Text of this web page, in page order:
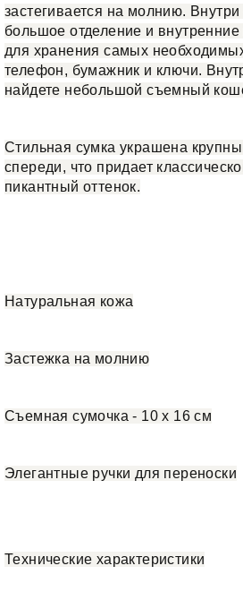
застегивается на молнию.
большое отделение и
для хранения самых
телефон, бумажник и ключи.
найдете небольшой съемный
Стильная сумка украшена
спереди, что придает
пикантный оттенок.
Натуральная кожа
Застежка на молнию
Съемная сумочка - 10 х 16 см
Элегантные ручки для переноски
Технические характеристики